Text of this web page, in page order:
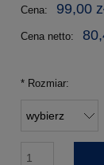
Cena: 99,00
Cena netto:
* Rozmiar: